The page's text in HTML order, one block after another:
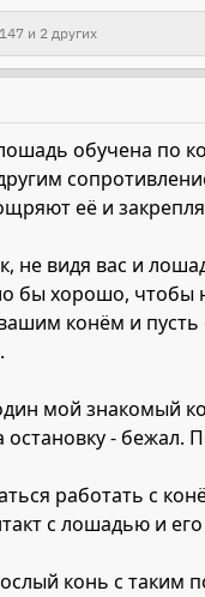
и 2 других
обучена по
её и
не видя вас и
бы хорошо, чтобы
конём и
мой знакомый
остановку - бежал.
работать с
с лошадью и
конь с таким